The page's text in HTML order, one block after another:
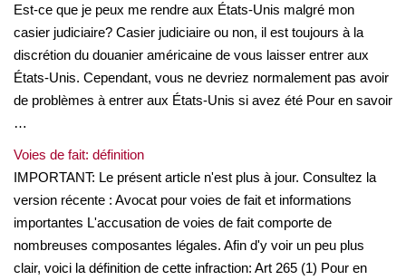
Est-ce que je peux me rendre aux États-Unis malgré mon
casier judiciaire? Casier judiciaire ou non, il est toujours à la
discrétion du douanier américaine de vous laisser entrer aux
États-Unis. Cependant, vous ne devriez normalement pas avoir
de problèmes à entrer aux États-Unis si avez été Pour en savoir
…
Voies de fait: définition
IMPORTANT: Le présent article n'est plus à jour. Consultez la
version récente : Avocat pour voies de fait et informations
importantes L'accusation de voies de fait comporte de
nombreuses composantes légales. Afin d'y voir un peu plus
clair, voici la définition de cette infraction: Art 265 (1) Pour en